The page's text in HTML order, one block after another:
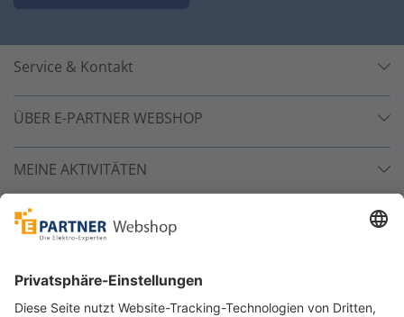
Service & Kontakt
ÜBER E-PARTNER WEBSHOP
MEINE AKTIVITÄTEN
Unsere Zahlarten
Versandpartner